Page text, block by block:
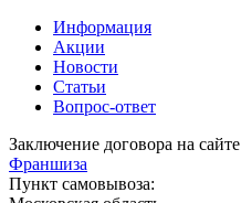
Информация
Акции
Новости
Статьи
Вопрос-ответ
Заключение договора на сайте
Франшиза
Пункт самовывоза: